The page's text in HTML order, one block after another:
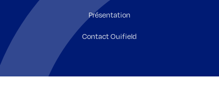
Présentation
Contact Ouifield